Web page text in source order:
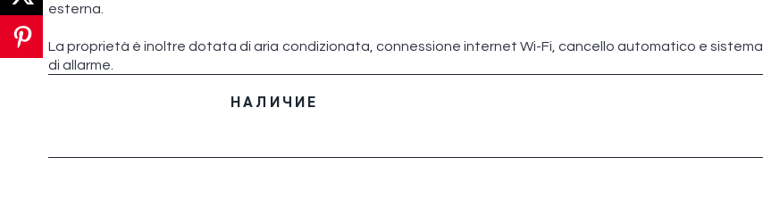
esterna.
La proprietà è inoltre dotata di aria condizionata, connessione internet Wi-Fi, cancello automatico e sistema
di allarme.
НАЛИЧИЕ